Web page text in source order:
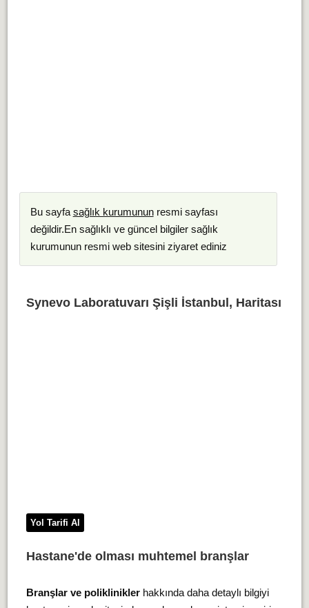
Bu sayfa sağlık kurumununresmi sayfası
değildir.En sağlıklı ve güncel bilgiler sağlık
kurumunun resmi web sitesini ziyaret ediniz
Synevo Laboratuvarı Şişli İstanbul, Haritası
Yol Tarifi Al
Hastane'de olması muhtemel branşlar
Branşlar ve polikliniklerhakkında daha detaylı bilgiyi